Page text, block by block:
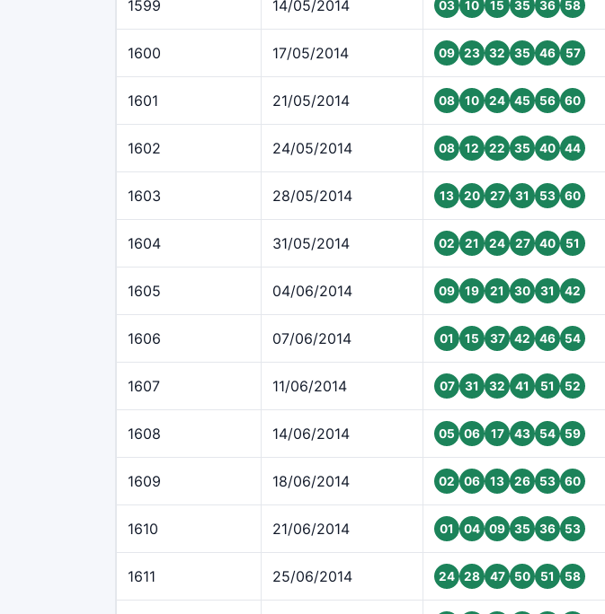
1599 14/05/2014 03 10 15 35 36 58
1600 17/05/2014 09 23 32 35 46 57
1601 21/05/2014 08 10 24 45 56 60
1602 24/05/2014 08 12 22 35 40 44
1603 28/05/2014 13 20 27 31 53 60
1604 31/05/2014 02 21 24 27 40 51
1605 04/06/2014 09 19 21 30 31 42
1606 07/06/2014 01 15 37 42 46 54
1607 11/06/2014 07 31 32 41 51 52
1608 14/06/2014 05 06 17 43 54 59
1609 18/06/2014 02 06 13 26 53 60
1610 21/06/2014 01 04 09 35 36 53
1611 25/06/2014 24 28 47 50 51 58